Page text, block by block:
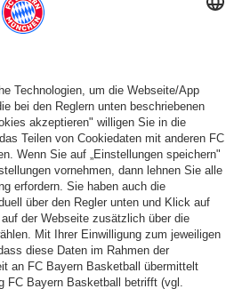
INTERESSIEREN